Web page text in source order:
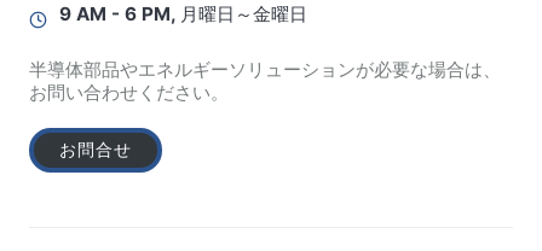
9 AM - 6 PM, 月曜日～金曜日
半導体部品やエネルギーソリューションが必要な場合は、
お問い合わせください。
お問合せ